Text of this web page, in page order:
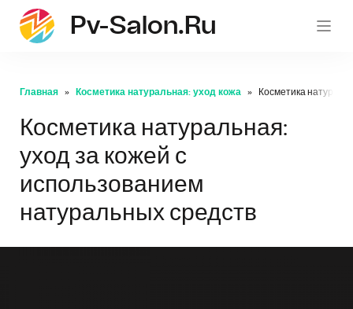
pv-
Pv-Salon.ru
Главная Косметика натуральная: уход кожа Косметика
Косметика натуральная:
уход за кожей с
использованием
натуральных средств